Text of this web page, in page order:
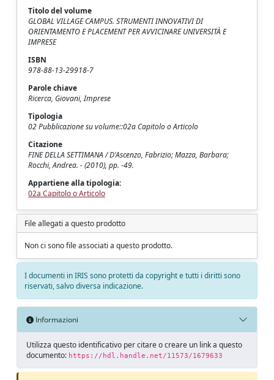
Titolo del volume
GLOBAL VILLAGE CAMPUS. STRUMENTI INNOVATIVI DI
ORIENTAMENTO E PLACEMENT PER AVVICINARE UNIVERSITÀ E
IMPRESE
ISBN
978-88-13-29918-7
Parole chiave
Ricerca, Giovani, Imprese
Tipologia
02 Pubblicazione su volume::02a Capitolo o Articolo
Citazione
FINE DELLA SETTIMANA / D'Ascenzo, Fabrizio; Mazza, Barbara;
Rocchi, Andrea. - (2010), pp. -49.
Appartiene alla tipologia:
02a Capitolo o Articolo
File allegati a questo prodotto
Non ci sono file associati a questo prodotto.
I documenti in IRIS sono protetti da copyright e tutti i diritti sono
riservati, salvo diversa indicazione.
Informazioni
Utilizza questo identificativo per citare o creare un link a questo
documento: https://hdl.handle.net/11573/1679633